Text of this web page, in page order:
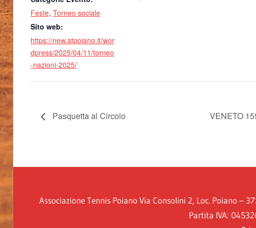
Feste, Torneo sociale
Sito web:
https://new.atpoiano.it/wor
dpress/2025/04/11/torneo
-nazioni-2025/
Pasquetta al Circolo VENETO
Associazione Tennis Poiano Via Consolini 2, Loc. Poiano –
Partita IVA: